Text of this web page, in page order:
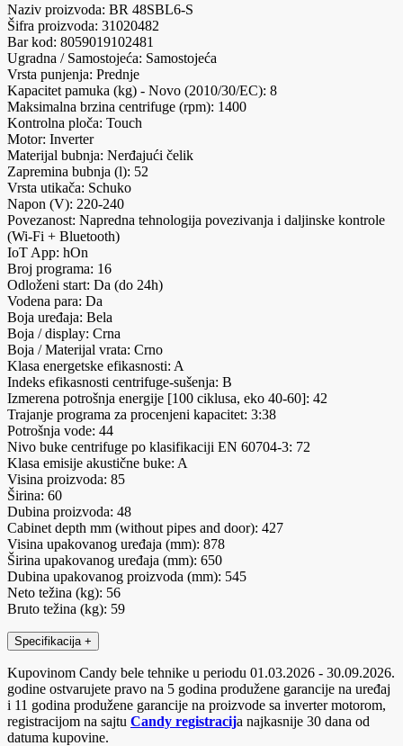
Naziv proizvoda: BR 48SBL6-S
Šifra proizvoda: 31020482
Bar kod: 8059019102481
Ugradna / Samostojeća: Samostojeća
Vrsta punjenja: Prednje
Kapacitet pamuka (kg) - Novo (2010/30/EC): 8
Maksimalna brzina centrifuge (rpm): 1400
Kontrolna ploča: Touch
Motor: Inverter
Materijal bubnja: Nerđajući čelik
Zapremina bubnja (l): 52
Vrsta utikača: Schuko
Napon (V): 220-240
Povezanost: Napredna tehnologija povezivanja i daljinske kontrole
(Wi-Fi + Bluetooth)
IoT App: hOn
Broj programa: 16
Odloženi start: Da (do 24h)
Vodena para: Da
Boja uređaja: Bela
Boja / display: Crna
Boja / Materijal vrata: Crno
Klasa energetske efikasnosti: A
Indeks efikasnosti centrifuge-sušenja: B
Izmerena potrošnja energije [100 ciklusa, eko 40-60]: 42
Trajanje programa za procenjeni kapacitet: 3:38
Potrošnja vode: 44
Nivo buke centrifuge po klasifikaciji EN 60704-3: 72
Klasa emisije akustične buke: A
Visina proizvoda: 85
Širina: 60
Dubina proizvoda: 48
Cabinet depth mm (without pipes and door): 427
Visina upakovanog uređaja (mm): 878
Širina upakovanog uređaja (mm): 650
Dubina upakovanog proizvoda (mm): 545
Neto težina (kg): 56
Bruto težina (kg): 59
Specifikacija +
Kupovinom Candy bele tehnike u periodu 01.03.2026 - 30.09.2026.
godine ostvarujete pravo na 5 godina produžene garancije na uređaj
i 11 godina produžene garancije na proizvode sa inverter motorom,
registracijom na sajtu Candy registracija najkasnije 30 dana od
datuma kupovine.